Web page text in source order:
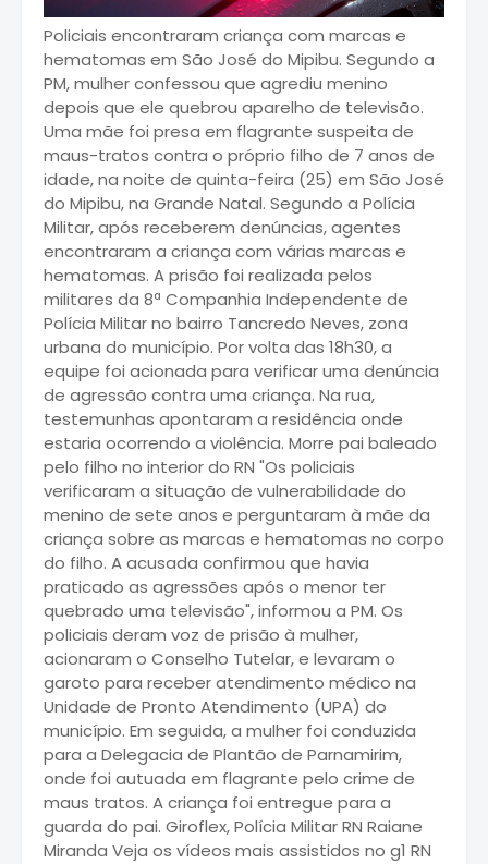
Policiais encontraram criança com marcas e
hematomas em São José do Mipibu. Segundo a
PM, mulher confessou que agrediu menino
depois que ele quebrou aparelho de televisão.
Uma mãe foi presa em flagrante suspeita de
maus-tratos contra o próprio filho de 7 anos de
idade, na noite de quinta-feira (25) em São José
do Mipibu, na Grande Natal. Segundo a Polícia
Militar, após receberem denúncias, agentes
encontraram a criança com várias marcas e
hematomas. A prisão foi realizada pelos
militares da 8ª Companhia Independente de
Polícia Militar no bairro Tancredo Neves, zona
urbana do município. Por volta das 18h30, a
equipe foi acionada para verificar uma denúncia
de agressão contra uma criança. Na rua,
testemunhas apontaram a residência onde
estaria ocorrendo a violência. Morre pai baleado
pelo filho no interior do RN "Os policiais
verificaram a situação de vulnerabilidade do
menino de sete anos e perguntaram à mãe da
criança sobre as marcas e hematomas no corpo
do filho. A acusada confirmou que havia
praticado as agressões após o menor ter
quebrado uma televisão", informou a PM. Os
policiais deram voz de prisão à mulher,
acionaram o Conselho Tutelar, e levaram o
garoto para receber atendimento médico na
Unidade de Pronto Atendimento (UPA) do
município. Em seguida, a mulher foi conduzida
para a Delegacia de Plantão de Parnamirim,
onde foi autuada em flagrante pelo crime de
maus tratos. A criança foi entregue para a
guarda do pai. Giroflex, Polícia Militar RN Raiane
Miranda Veja os vídeos mais assistidos no g1 RN